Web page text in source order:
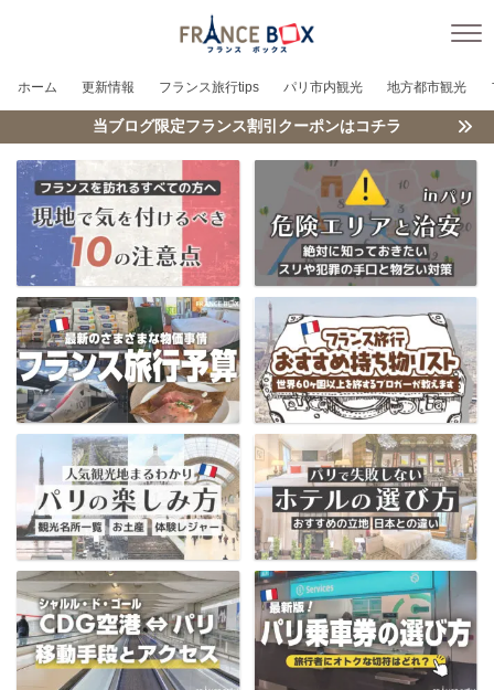
ホーム 更新情報 フランス旅行tips パリ市内観光 地方都市観光
当ブログ限定フランス割引クーポンはコチラ